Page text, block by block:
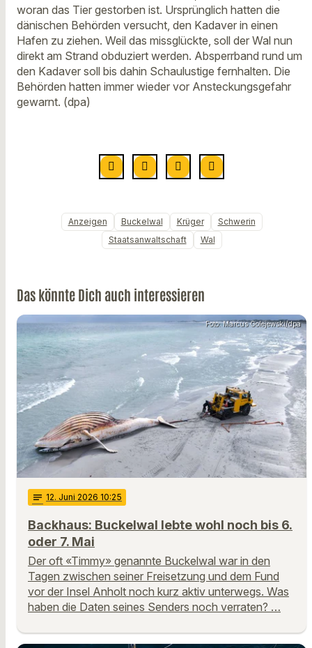
woran das Tier gestorben ist. Ursprünglich hatten die
dänischen Behörden versucht, den Kadaver in einen
Hafen zu ziehen. Weil das missglückte, soll der Wal nun
direkt am Strand obduziert werden. Absperrband rund um
den Kadaver soll bis dahin Schaulustige fernhalten. Die
Behörden hatten immer wieder vor Ansteckungsgefahr
gewarnt. (dpa)
Anzeigen Buckelwal Krüger
Schwerin
Staatsanwaltschaft
Wal
Das könnte Dich auch interessieren
Foto: Marcus Golejewski/dpa
notes 12. Juni 2026 10:25
Backhaus: Buckelwal lebte wohl noch bis 6.
oder 7. Mai
Der oft «Timmy» genannte Buckelwal war in den
Tagen zwischen seiner Freisetzung und dem Fund
vor der Insel Anholt noch kurz aktiv unterwegs. Was
haben die Daten seines Senders noch verraten? …